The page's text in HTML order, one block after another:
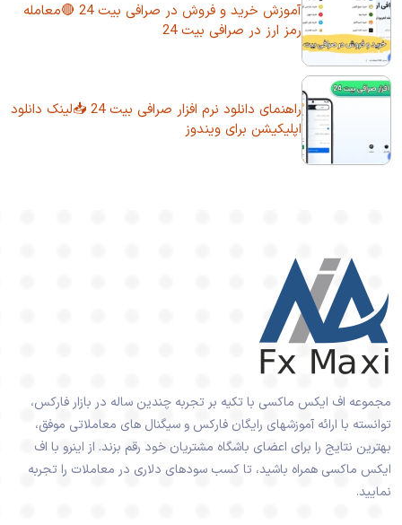
آموزش خرید و فروش در صرافی بیت 24 🔴معامله
رمز ارز در صرافی بیت 24
راهنمای دانلود نرم افزار صرافی بیت 24 📥لینک دانلود
اپلیکیشن برای ویندوز
مجموعه اف ایکس ماکسی با تکیه بر تجربه چندین ساله در بازار فارکس،
توانسته با ارائه آموزشهای رایگان فارکس و سیگنال های معاملاتی موفق،
بهترین نتایج را برای اعضای باشگاه مشتریان خود رقم بزند. از اینرو با اف
ایکس ماکسی همراه باشید، تا کسب سودهای دلاری در معاملات را تجربه
نمایید.